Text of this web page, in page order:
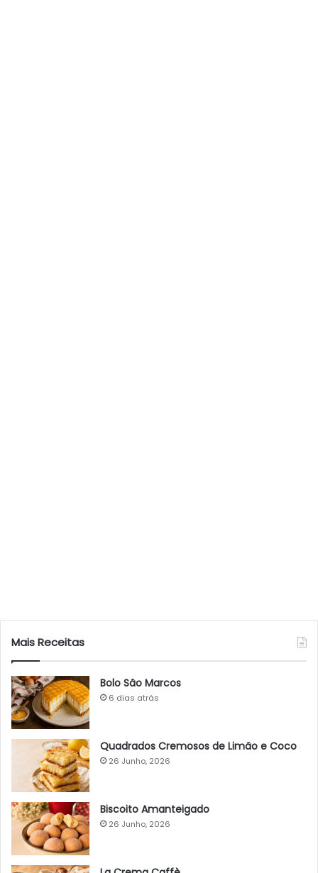
Mais Receitas
Bolo São Marcos
6 dias atrás
Quadrados Cremosos de Limão e Coco
26 Junho, 2026
Biscoito Amanteigado
26 Junho, 2026